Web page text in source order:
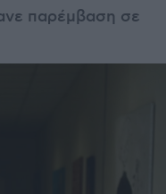
παρέμβαση σε